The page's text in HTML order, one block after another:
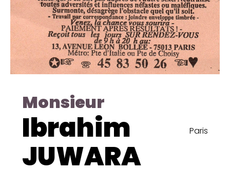
Monsieur
Ibrahim
JUWARA
Paris